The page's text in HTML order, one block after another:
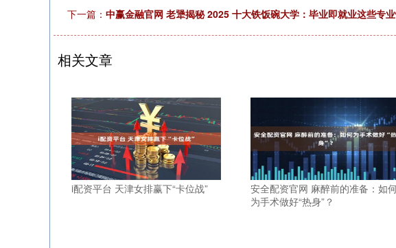
下一篇： 中赢金融官网 老犟揭秘 2025 十大铁饭碗大学：毕业即就业这些专业
相关文章
i配资平台 天津女排赢下“卡位战”
安全配资官网 麻醉前的准备：如
为手术做好“热身”？